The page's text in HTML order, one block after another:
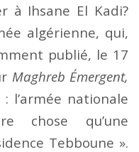
à Ihsane El Kadi?
algérienne, qui,
publié, le 17
Maghreb Émergent,
l’armée nationale
chose qu’une
Tebboune ».